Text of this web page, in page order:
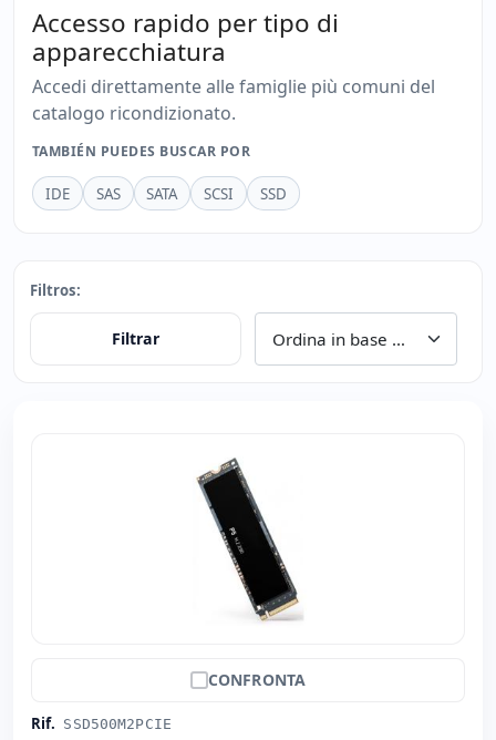
Accesso rapido per tipo di
apparecchiatura
Accedi direttamente alle famiglie più comuni del
catalogo ricondizionato.
TAMBIÉN PUEDES BUSCAR POR
IDE SAS SATA SCSI SSD
Filtros:
Filtrar
CONFRONTA
Rif. SSD500M2PCIE